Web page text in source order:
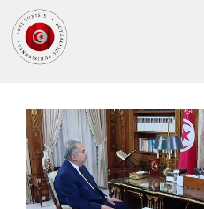
au
contenu